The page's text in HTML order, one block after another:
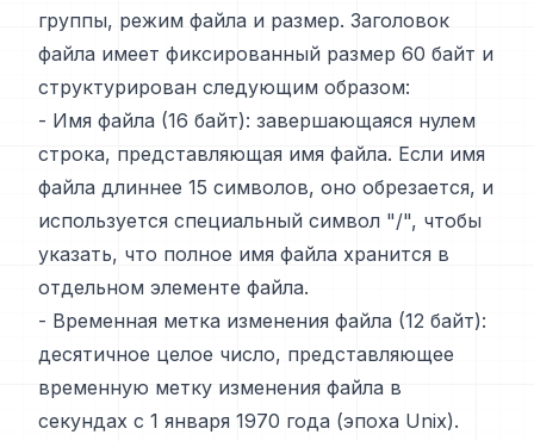
группы, режим файла и размер. Заголовок
файла имеет фиксированный размер 60 байт и
структурирован следующим образом:
- Имя файла (16 байт): завершающаяся нулем
строка, представляющая имя файла. Если имя
файла длиннее 15 символов, оно обрезается, и
используется специальный символ "/", чтобы
указать, что полное имя файла хранится в
отдельном элементе файла.
- Временная метка изменения файла (12 байт):
десятичное целое число, представляющее
временную метку изменения файла в
секундах с 1 января 1970 года (эпоха Unix).